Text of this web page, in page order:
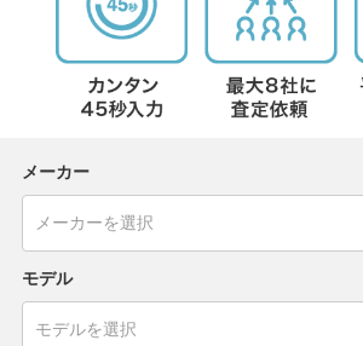
メーカー
モデル